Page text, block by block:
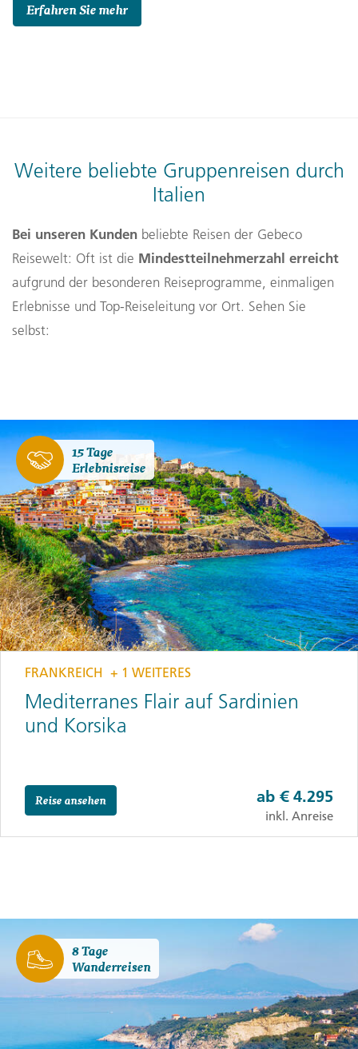
Erfahren Sie mehr
Weitere beliebte Gruppenreisen durch
Italien
Bei unseren Kunden beliebte Reisen der Gebeco
Reisewelt: Oft ist die Mindestteilnehmerzahl erreicht
aufgrund der besonderen Reiseprogramme, einmaligen
Erlebnisse und Top-Reiseleitung vor Ort. Sehen Sie
selbst:
15 Tage
Erlebnisreise
FRANKREICH + 1 WEITERES
Mediterranes Flair auf Sardinien
und Korsika
Reise ansehen ab € 4.295
inkl. Anreise
8 Tage
Wanderreisen